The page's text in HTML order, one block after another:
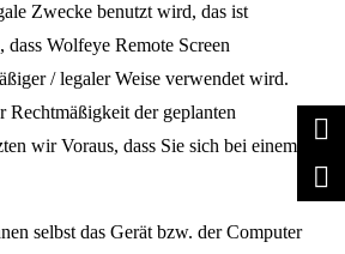
Zwecke benutzt wird, das ist
Wolfeye Remote Screen
/ legaler Weise verwendet wird.
Rechtmäßigkeit der geplanten
wir Voraus, dass Sie sich bei einem
selbst das Gerät bzw. der Computer